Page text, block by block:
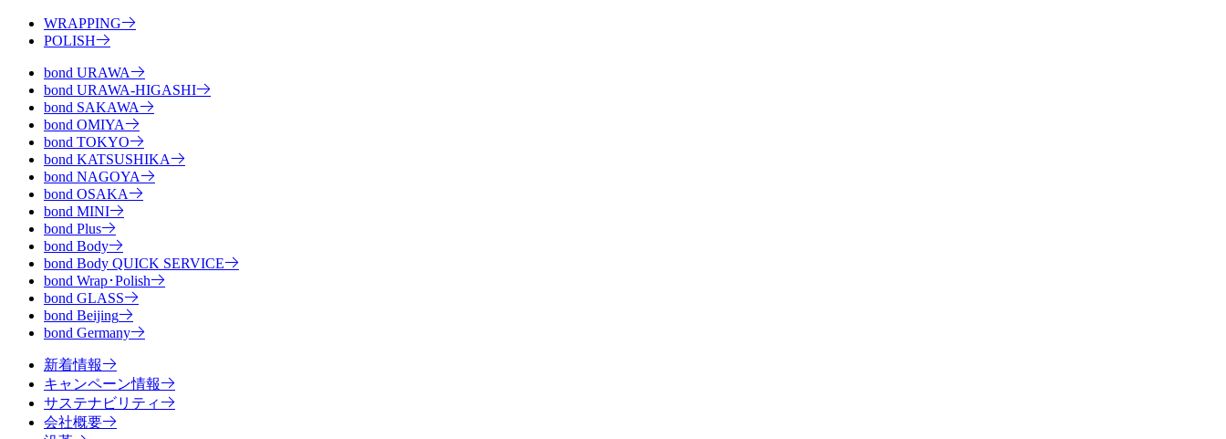
WRAPPING
POLISH
bond URAWA
bond URAWA-HIGASHI
bond SAKAWA
bond OMIYA
bond TOKYO
bond KATSUSHIKA
bond NAGOYA
bond OSAKA
bond MINI
bond Plus
bond Body
bond Body QUICK SERVICE
bond Wrap･Polish
bond GLASS
bond Beijing
bond Germany
新着情報
キャンペーン情報
サステナビリティ
会社概要